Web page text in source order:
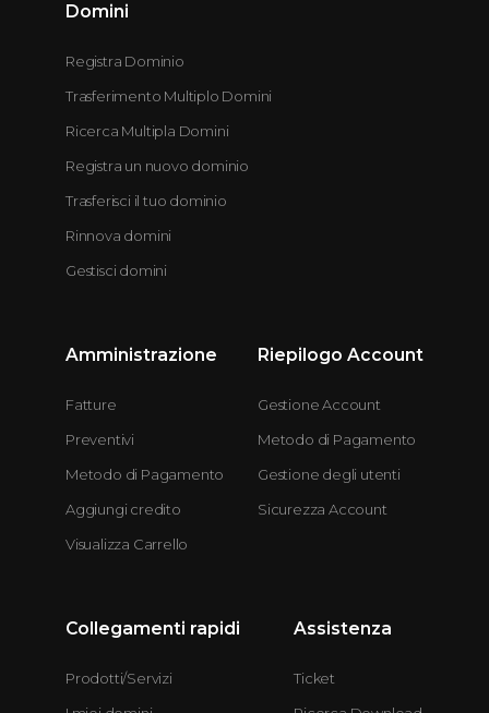
Domini
Registra Dominio
Trasferimento Multiplo Domini
Ricerca Multipla Domini
Registra un nuovo dominio
Trasferisci il tuo dominio
Rinnova domini
Gestisci domini
Amministrazione
Fatture
Preventivi
Metodo di Pagamento
Aggiungi credito
Visualizza Carrello
Riepilogo Account
Gestione Account
Metodo di Pagamento
Gestione degli utenti
Sicurezza Account
Collegamenti rapidi
Prodotti/Servizi
Assistenza
Ticket